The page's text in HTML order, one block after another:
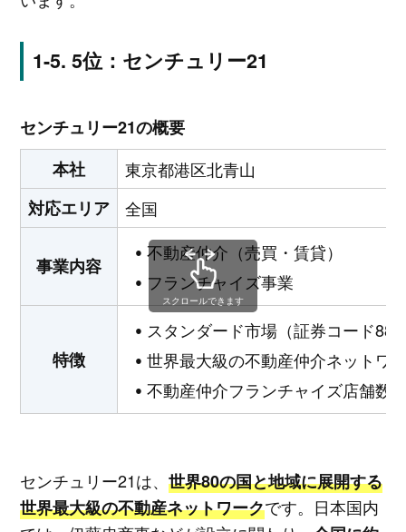
5位：センチュリー21
センチュリー21の概要
本社
東京都港区北青山
対応エリア
全国
事業内容
不動産仲介（売買・賃貸）
フランチャイズ事業
特徴
スタンダード市場（証券コード
世界最大級の不動産仲介ネットワ
不動産仲介フランチャイズ店舗数
スクロールできます
センチュリー21は、 世界80の国と地域に展開する
世界最大級の不動産ネットワークです。日本国内